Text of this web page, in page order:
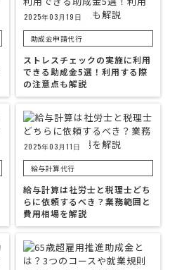
2025年03月19日
助成金申請代行
ストレスチェックの実施に利用
できる助成金5選！利用する際
の注意点も解説
2025年03月11日
給与計算代行
給与計算は社労士と税理士どち
らに依頼するべき？業務範囲と
費用相場を解説